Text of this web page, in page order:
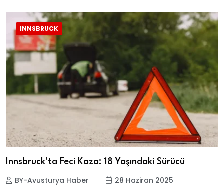
INNSBRUCK
Innsbruck’ta Feci Kaza: 18 Yaşındaki Sürücü
BY-Avusturya Haber 28 Haziran 2025